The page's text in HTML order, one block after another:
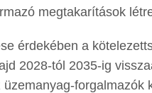
megtakarítások
érdekében a
2028-tól 2035-ig